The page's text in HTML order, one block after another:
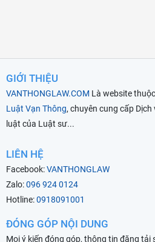
GIỚI THIỆU
VANTHONGLAW.COM Là website
Luật Vạn Thông, chuyên cung cấp
luật của Luật sư...
LIÊN HỆ
Facebook:VANTHONGLAW
Zalo:096 924 0124
Hotline:0918091001
ĐÓNG GÓP NỘI DUNG
Mọi ý kiến đóng góp, thông tin đăng tải